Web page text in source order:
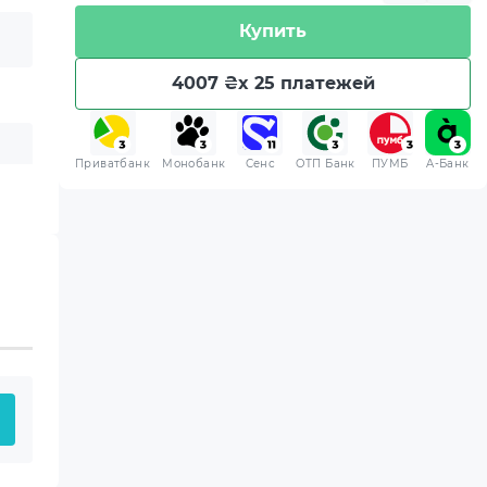
Купить
4007 ₴x 25 платежей
Приватбанк Монобанк Сенс ОТП Банк ПУМБ A-Банк